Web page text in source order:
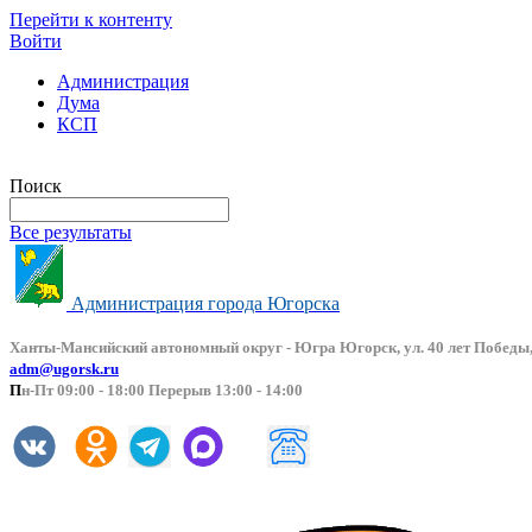
Перейти к контенту
Войти
Администрация
Дума
КСП
Поиск
Все результаты
Администрация города Югорска
Ханты-Мансийский автономный округ - Югра Югорск, ул. 40 лет
adm@ugorsk.ru
Пн-Пт 09:00 - 18:00 Перерыв 13:00 - 14:00